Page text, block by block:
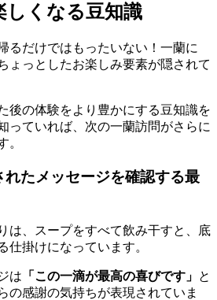
しくなる豆知識
るだけではもったいない！一蘭に
ょっとしたお楽しみ要素が隠されて
後の体験をより豊かにする豆知識を
っていれば、次の一蘭訪問がさらに
。
れたメッセージを確認する最
は、スープをすべて飲み干すと、底
仕掛けになっています。
は 「この一滴が最高の喜びです」 と
の感謝の気持ちが表現されていま